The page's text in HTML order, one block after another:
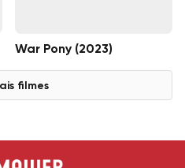
War Pony (2023)
filmes